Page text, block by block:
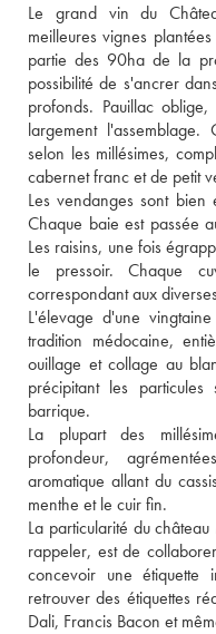
Le grand vin du
meilleures vignes
partie des 90ha de la
possibilité de s'ancrer
profonds. Pauillac
largement
selon les millésimes,
cabernet franc et de petit
Les vendanges sont bien
Chaque baie est passée
Les raisins, une fois
le pressoir. Chaque
correspondant aux
L'élevage d'une
tradition médocaine,
ouillage et collage au
précipitant les
barrique.
La plupart des
profondeur,
aromatique allant du
menthe et le cuir fin.
La particularité du
rappeler, est de
concevoir une
retrouver des étiquettes
Dali, Francis Bacon et